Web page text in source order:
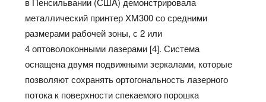
металлический принтер XM300 со средними
размерами рабочей зоны, с 2 или
4 оптоволоконными лазерами [4]. Система
оснащена двумя подвижными зеркалами, которые
позволяют сохранять ортогональность лазерного
потока к поверхности спекаемого порошка